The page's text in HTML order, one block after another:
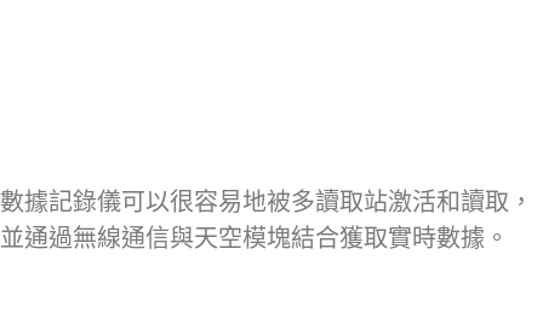
數據記錄儀可以很容易地被多讀取站激活和讀取，
並通過無線通信與天空模塊結合獲取實時數據。